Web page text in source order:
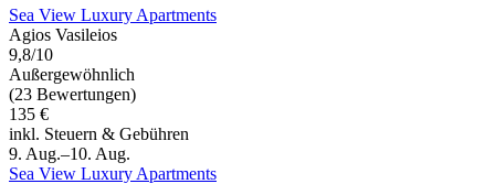
Sea View Luxury Apartments
Agios Vasileios
9,8/10
Außergewöhnlich
(23 Bewertungen)
135 €
inkl. Steuern & Gebühren
9. Aug.–10. Aug.
Sea View Luxury Apartments